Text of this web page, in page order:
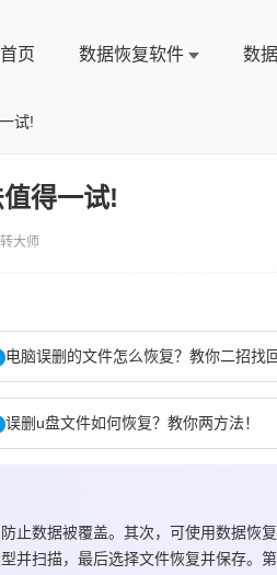
首页 数据恢复软件 数
试!
得一试!
大师
电脑误删的文件怎么恢复？教你二招找回
误删u盘文件如何恢复？教你两方法！
止数据被覆盖。其次，可使用数据恢
并扫描，最后选择文件恢复并保存。